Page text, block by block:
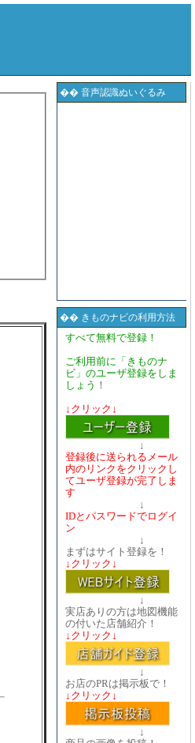
�� 音声認識ぬいぐるみ
�� きものナビの利用方法
すべて無料で登録！
ご利用前に「きものナ
ビ」のユーザ登録をしま
しょう ！
↓クリック↓
↓
登録後に送られるメール
内のリンクをクリックし
てユーザ登録が完了しま
す
↓
IDとパスワードでログイ
ン
↓
まずはサイト登録を！
↓クリック↓
↓
実店ありの方は地図機能
の付いた店舗紹介！
↓クリック↓
↓
お店のPRは掲示板で！
↓クリック↓
↓